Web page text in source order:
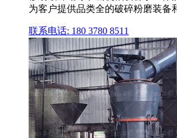
为客户提供品类全的破碎粉磨装备
联系电话: 180 3780 8511